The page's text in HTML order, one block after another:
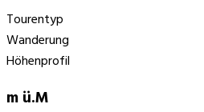
Tourentyp
Wanderung
Höhenprofil
m ü.M